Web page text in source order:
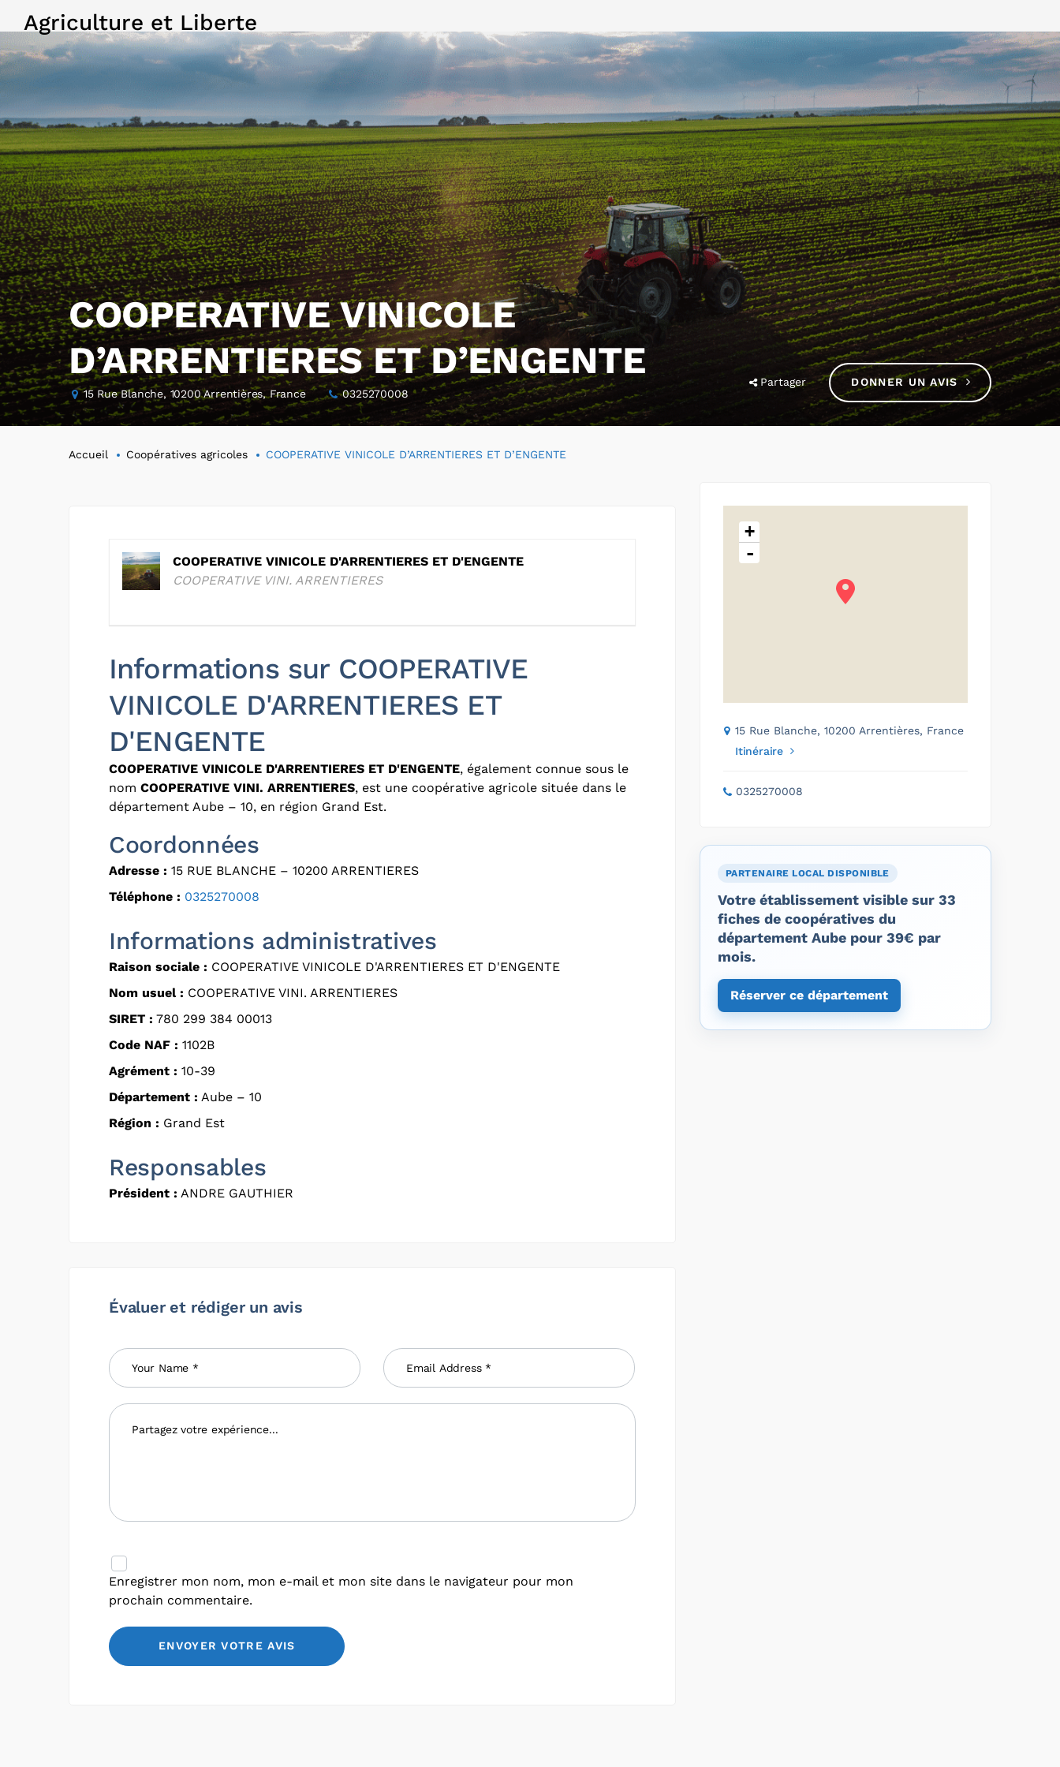
Agriculture et Liberte
COOPERATIVE VINICOLE
D’ARRENTIERES ET D’ENGENTE
15 Rue Blanche, 10200 Arrentières, France 0325270008
Partager DONNER UN AVIS
Accueil Coopératives agricoles COOPERATIVE VINICOLE D’ARRENTIERES ET D’ENGENTE
COOPERATIVE VINICOLE D'ARRENTIERES ET D'ENGENTE
COOPERATIVE VINI. ARRENTIERES
Informations sur COOPERATIVE
VINICOLE D'ARRENTIERES ET
D'ENGENTE
COOPERATIVE VINICOLE D'ARRENTIERES ET D'ENGENTE, également connue sous le
nom COOPERATIVE VINI. ARRENTIERES, est une coopérative agricole située dans le
département Aube – 10, en région Grand Est.
Coordonnées
Adresse : 15 RUE BLANCHE – 10200 ARRENTIERES
Téléphone : 0325270008
Informations administratives
Raison sociale : COOPERATIVE VINICOLE D'ARRENTIERES ET D'ENGENTE
Nom usuel : COOPERATIVE VINI. ARRENTIERES
SIRET : 780 299 384 00013
Code NAF : 1102B
Agrément : 10-39
Département : Aube – 10
Région : Grand Est
Responsables
Président : ANDRE GAUTHIER
Évaluer et rédiger un avis
Enregistrer mon nom, mon e-mail et mon site dans le navigateur pour mon
prochain commentaire.
+
-
15 Rue Blanche, 10200 Arrentières, France
Itinéraire
0325270008
PARTENAIRE LOCAL DISPONIBLE
Votre établissement visible sur 33
fiches de coopératives du
département Aube pour 39€ par
mois.
Réserver ce département